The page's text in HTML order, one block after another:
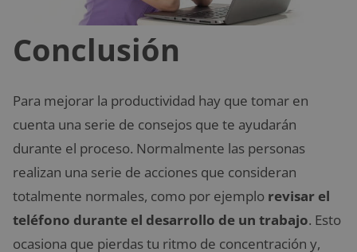
Conclusión
Para mejorar la productividad hay que tomar en
cuenta una serie de consejos que te ayudarán
durante el proceso. Normalmente las personas
realizan una serie de acciones que consideran
totalmente normales, como por ejemplo revisar el
teléfono durante el desarrollo de un trabajo. Esto
ocasiona que pierdas tu ritmo de concentración y,